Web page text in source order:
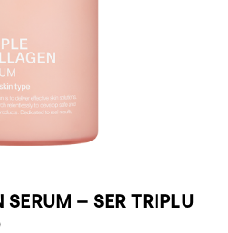
– SER TRIPLU